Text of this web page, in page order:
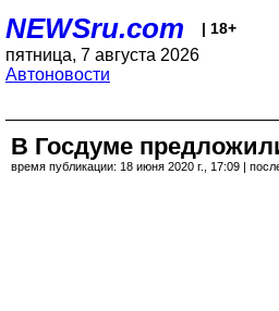
NEWSru.com | 18+
пятница, 7 августа 2026
Автоновости
В Госдуме
время публикации: 18 июня 2020 г., 17:09 |